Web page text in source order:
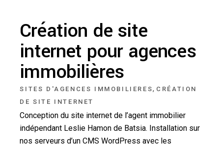
Création de site
internet pour agences
immobilières
SITES D'AGENCES IMMOBILIERES, CRÉATION
DE SITE INTERNET
Conception du site internet de l’agent immobilier
indépendant Leslie Hamon de Batsia. Installation sur
nos serveurs d’un CMS WordPress avec les